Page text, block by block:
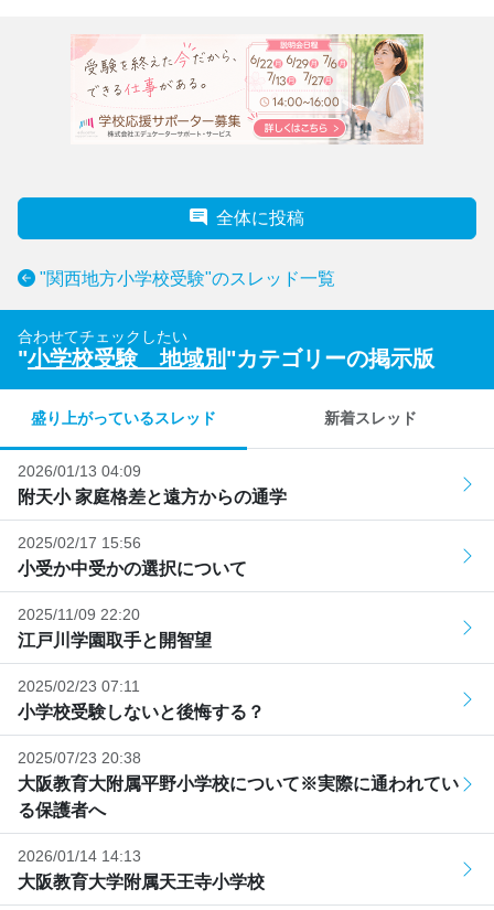
全体に投稿
"関西地方小学校受験"のスレッド一覧
合わせてチェックしたい
"小学校受験 地域別 "カテゴリーの掲示版
盛り上がっているスレッド 新着スレッド
2026/01/13 04:09
附天小 家庭格差と遠方からの通学
2025/02/17 15:56
小受か中受かの選択について
2025/11/09 22:20
江戸川学園取手と開智望
2025/02/23 07:11
小学校受験しないと後悔する？
2025/07/23 20:38
大阪教育大附属平野小学校について※実際に通われてい
る保護者へ
2026/01/14 14:13
大阪教育大学附属天王寺小学校